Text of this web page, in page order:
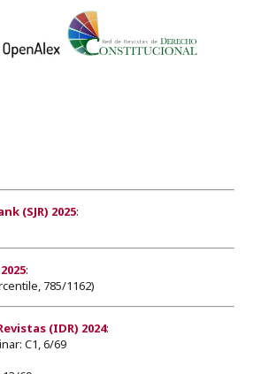
(SJR) 2025:
:
785/1162)
(IDR) 2024:
C1, 6/69